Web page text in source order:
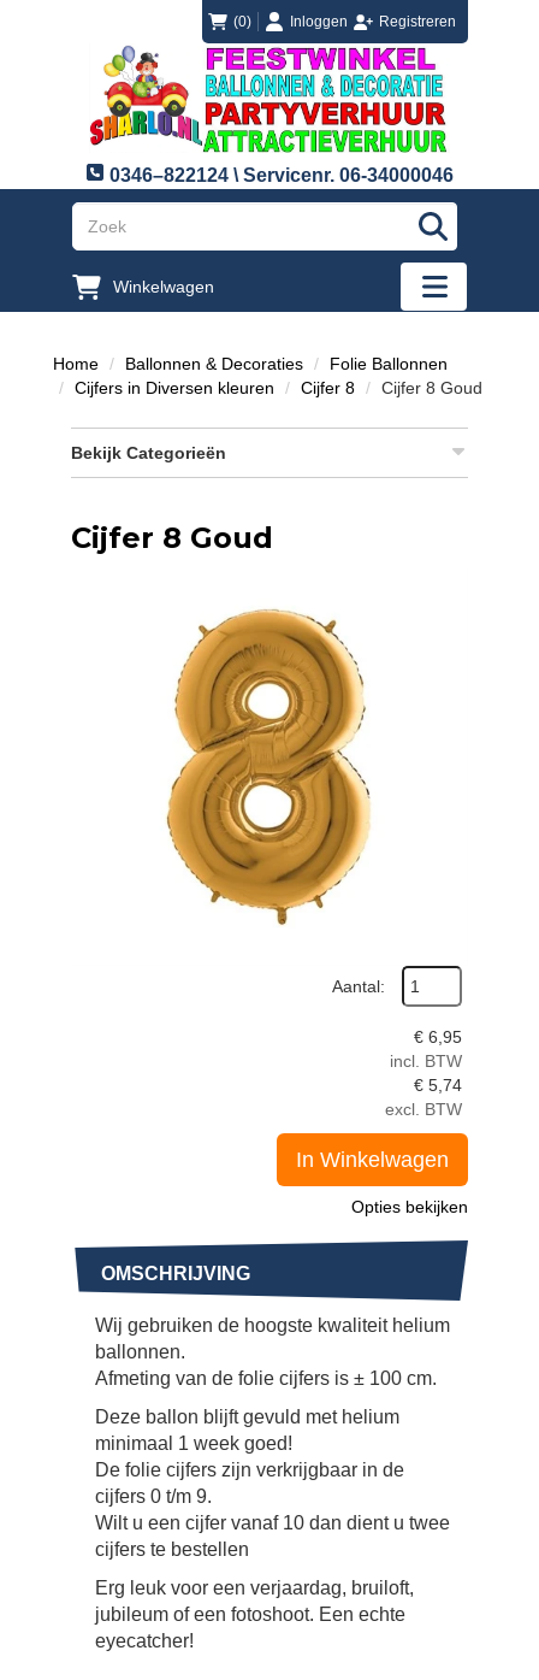
(0) loginInloggen
registreren Registreren
0346–822124 \ Servicenr. 06-34000046
"Zoeken
Winkelwagen
"Toggle
Home Ballonnen & Decoraties
Folie Ballonnen
Cijfers in Diversen kleuren
Cijfer 8 Cijfer 8 Goud
Bekijk Categorieën
Cijfer 8 Goud
Aantal:
€ 6,95
incl. BTW
€ 5,74
excl. BTW
In Winkelwagen
Opties bekijken
OMSCHRIJVING
Wij gebruiken de hoogste kwaliteit helium
ballonnen.
Afmeting van de folie cijfers is ± 100 cm.
Deze ballon blijft gevuld met helium
minimaal 1 week goed!
De folie cijfers zijn verkrijgbaar in de
cijfers 0 t/m 9.
Wilt u een cijfer vanaf 10 dan dient u twee
cijfers te bestellen
Erg leuk voor een verjaardag, bruiloft,
jubileum of een fotoshoot. Een echte
eyecatcher!